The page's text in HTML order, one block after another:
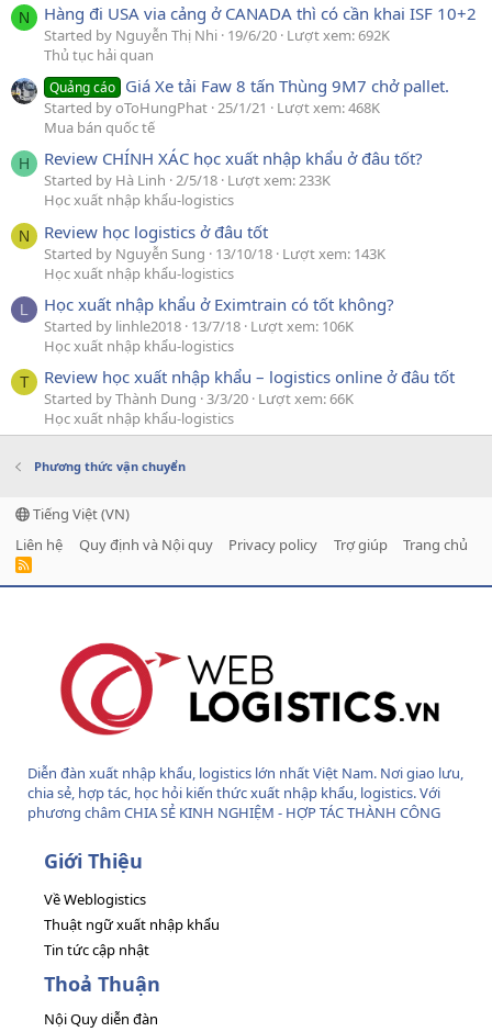
N Hàng đi USA via cảng ở CANADA thì có cần khai ISF 10+2
Started by Nguyễn Thị Nhi 19/6/20 Lượt xem: 692K
Thủ tục hải quan
Quảng cáo Giá Xe tải Faw 8 tấn Thùng 9M7 chở pallet.
Started by oToHungPhat 25/1/21
Lượt xem: 468K
Mua bán quốc tế
H Review CHÍNH XÁC học xuất nhập khẩu ở đâu tốt?
Started by Hà Linh 2/5/18 Lượt xem: 233K
Học xuất nhập khẩu-logistics
N Review học logistics ở đâu tốt
Started by Nguyễn Sung 13/10/18 Lượt xem: 143K
Học xuất nhập khẩu-logistics
L Học xuất nhập khẩu ở Eximtrain có tốt không?
Started by linhle2018 13/7/18 Lượt xem: 106K
Học xuất nhập khẩu-logistics
T Review học xuất nhập khẩu – logistics online ở đâu tốt
Started by Thành Dung 3/3/20 Lượt xem: 66K
Học xuất nhập khẩu-logistics
Phương thức vận chuyển
Tiếng Việt (VN)
Liên hệ
Quy định và Nội quy Privacy policy Trợ giúp Trang chủ
R
Diễn đàn xuất nhập khẩu, logistics lớn nhất Việt Nam. Nơi giao lưu,
chia sẻ, hợp tác, học hỏi kiến thức xuất nhập khẩu, logistics. Với
phương châm CHIA SẺ KINH NGHIỆM - HỢP TÁC THÀNH CÔNG
Giới Thiệu
Về Weblogistics
Thuật ngữ xuất nhập khẩu
Tin tức cập nhật
Thoả Thuận
Nội Quy diễn đàn